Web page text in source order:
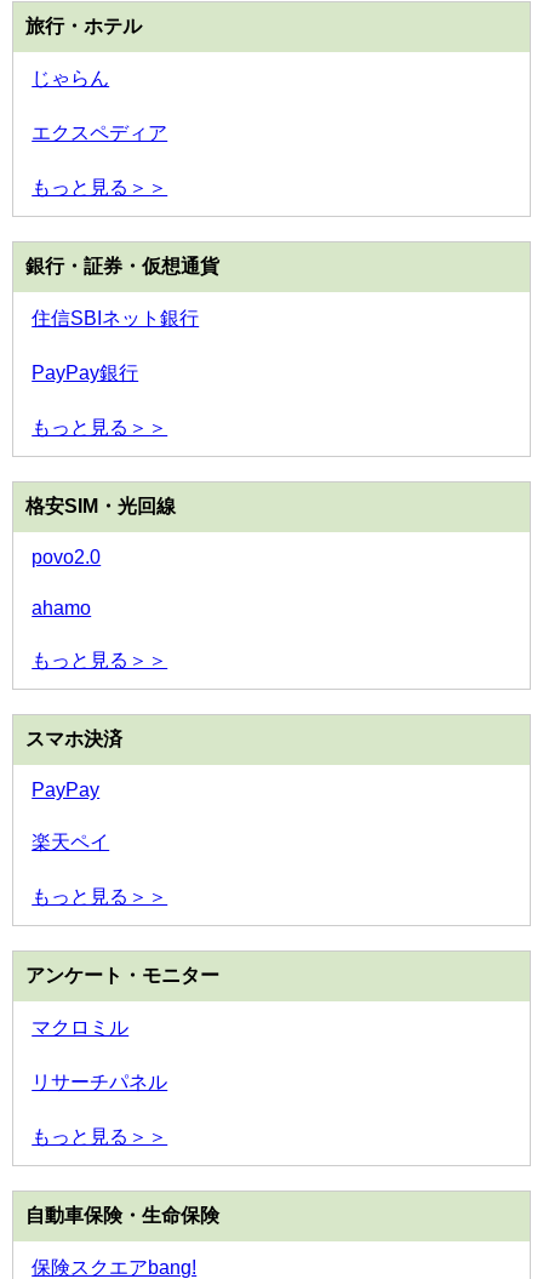
旅行・ホテル
じゃらん
エクスペディア
もっと見る＞＞
銀行・証券・仮想通貨
住信SBIネット銀行
PayPay銀行
もっと見る＞＞
格安SIM・光回線
povo2.0
ahamo
もっと見る＞＞
スマホ決済
PayPay
楽天ペイ
もっと見る＞＞
アンケート・モニター
マクロミル
リサーチパネル
もっと見る＞＞
自動車保険・生命保険
保険スクエアbang!